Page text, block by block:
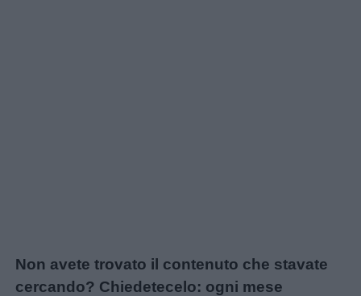
Non avete trovato il contenuto che stavate
cercando? Chiedetecelo: ogni mese